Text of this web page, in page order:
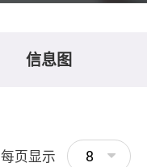
信息图
每页显示 8